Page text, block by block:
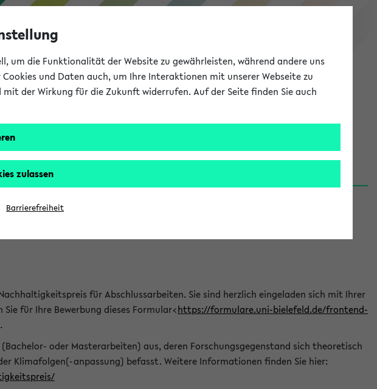
eKVV
gestartet (06.08.26)
für Abschlussarbeiten. Sie sind herzlich eingeladen sich mit Ihrer
für Ihre Bewerbung dieses Formular<https://formulare.uni-bielefeld.de/frontend-
oder Masterarbeiten) aus, deren Forschungsgegenstand sich theoretisch
Klimafolgen(-anpassung) befasst. Weitere Informationen finden Sie hier:
um die Funktionalität der Website zu gewährleisten, während andere uns
und Daten auch, um Ihre Interaktionen mit unserer Webseite zu
mit der Wirkung für die Zukunft widerrufen. Auf der Seite finden Sie auch
zulassen
Barrierefreiheit